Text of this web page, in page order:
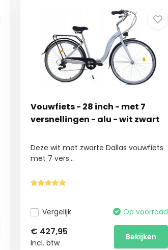
Vouwfiets - 28 inch - met 7
versnellingen - alu - wit zwart
Deze wit met zwarte Dallas vouwfiets
met 7 vers...
Vergelijk Op voorraad
€ 427,95
Incl. btw
Bekijken